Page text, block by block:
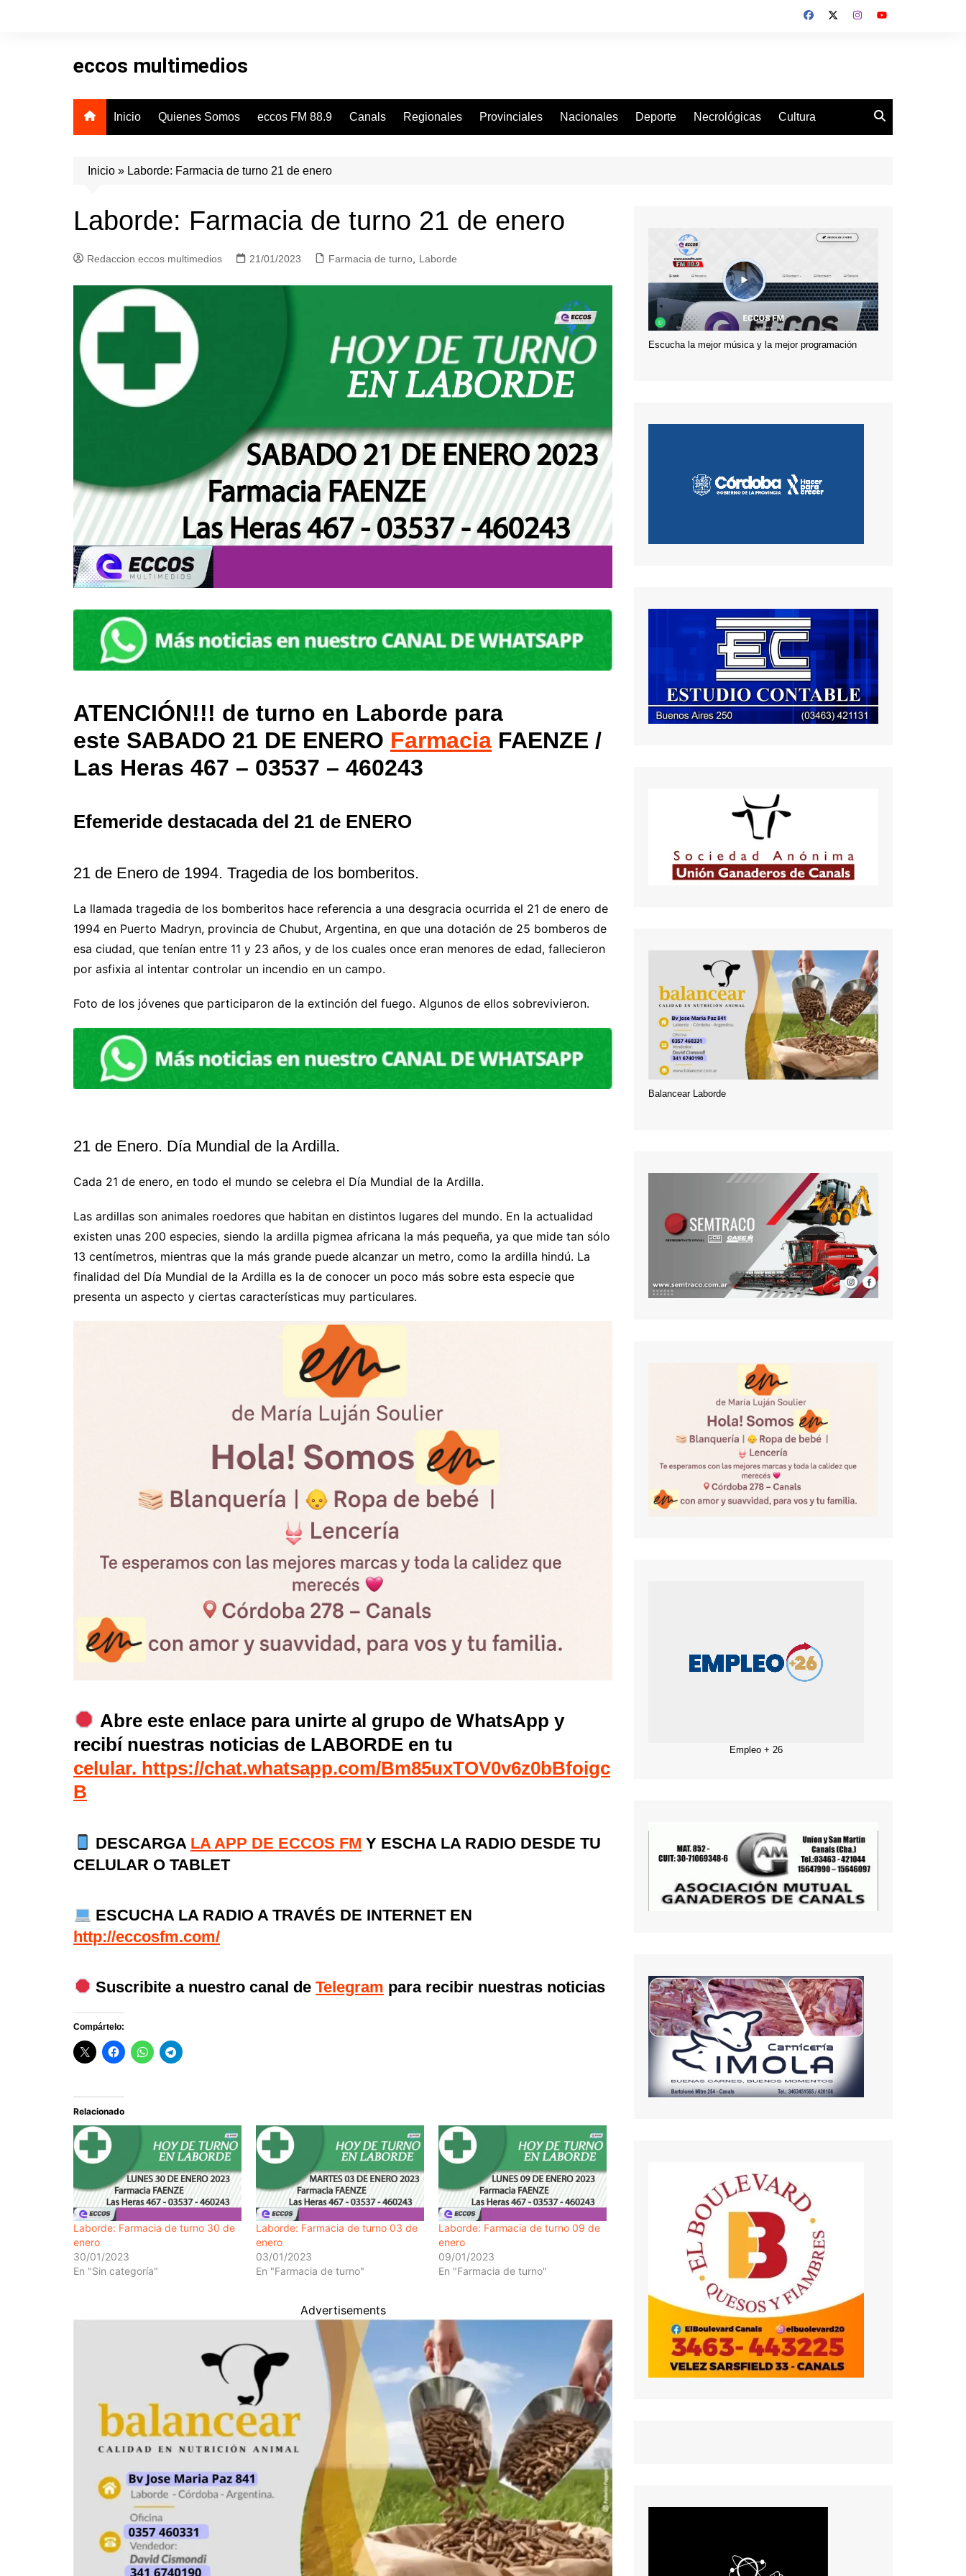
eccos multimedios
Inicio Quienes Somos eccos FM 88.9 Canals Regionales Provinciales Nacionales Deporte Necrológicas Cultura
Inicio » Laborde: Farmacia de turno 21 de enero
Laborde: Farmacia de turno 21 de enero
Redaccion eccos multimedios 21/01/2023 Farmacia de turno Laborde
ATENCIÓN!!! de turno en Laborde para
este SABADO 21 DE ENERO Farmacia FAENZE /
Las Heras 467 – 03537 – 460243
Efemeride destacada del 21 de ENERO
21 de Enero de 1994. Tragedia de los bomberitos.
La llamada tragedia de los bomberitos hace referencia a una desgracia ocurrida el 21 de enero de
1994 en Puerto Madryn, provincia de Chubut, Argentina, en que una dotación de 25 bomberos de
esa ciudad, que tenían entre 11 y 23 años, y de los cuales once eran menores de edad, fallecieron
por asfixia al intentar controlar un incendio en un campo.
Foto de los jóvenes que participaron de la extinción del fuego. Algunos de ellos sobrevivieron.
21 de Enero. Día Mundial de la Ardilla.
Cada 21 de enero, en todo el mundo se celebra el Día Mundial de la Ardilla.
Las ardillas son animales roedores que habitan en distintos lugares del mundo. En la actualidad
existen unas 200 especies, siendo la ardilla pigmea africana la más pequeña, ya que mide tan sólo
13 centímetros, mientras que la más grande puede alcanzar un metro, como la ardilla hindú. La
finalidad del Día Mundial de la Ardilla es la de conocer un poco más sobre esta especie que
presenta un aspecto y ciertas características muy particulares.
Abre este enlace para unirte al grupo de WhatsApp y
recibí nuestras noticias de LABORDE en tu
celular. https://chat.whatsapp.com/Bm85uxTOV0v6z0bBfoigc
B
DESCARGA LA APP DE ECCOS FM Y ESCHA LA RADIO DESDE TU
CELULAR O TABLET
ESCUCHA LA RADIO A TRAVÉS DE INTERNET EN
http://eccosfm.com/
Suscribite a nuestro canal deTelegram para recibir nuestras noticias
Compártelo:
Relacionado
Laborde: Farmacia de turno 30 de
enero
30/01/2023
En "Sin categoría"
Laborde: Farmacia de turno 03 de
enero
03/01/2023
En "Farmacia de turno"
Laborde: Farmacia de turno 09 de
enero
09/01/2023
En "Farmacia de turno"
Advertisements
Escucha la mejor música y la mejor programación
Balancear Laborde
Empleo + 26